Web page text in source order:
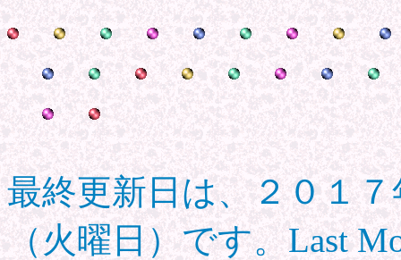
最終更新日は、２０１
（火曜日）です。Last